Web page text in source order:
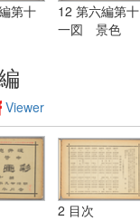
第十
12 第六編第十
一図 景色
Viewer
2 目次